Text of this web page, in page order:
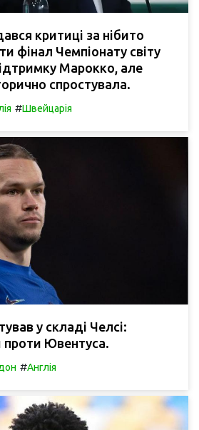
критиці за нібито
фінал Чемпіонату світу
Марокко, але
спростувала.
#Швейцарія
у складі Челсі:
проти Ювентуса.
#Англія